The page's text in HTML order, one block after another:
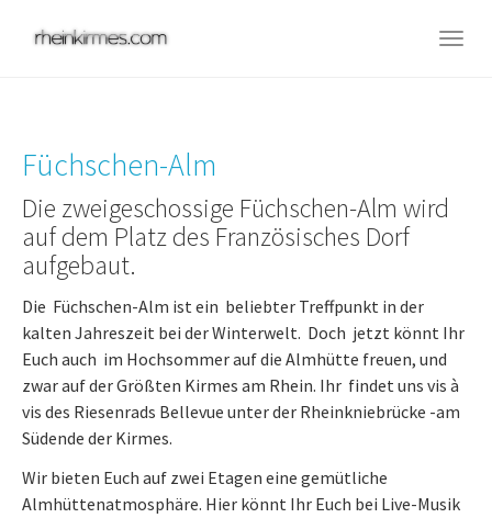
Füchschen-Alm
Die zweigeschossige Füchschen-Alm wird
auf dem Platz des Französisches Dorf
aufgebaut.
Die Füchschen-Alm ist ein beliebter Treffpunkt in der
kalten Jahreszeit bei der Winterwelt. Doch jetzt könnt Ihr
Euch auch im Hochsommer auf die Almhütte freuen, und
zwar auf der Größten Kirmes am Rhein. Ihr findet uns vis à
vis des Riesenrads Bellevue unter der Rheinkniebrücke -am
Südende der Kirmes.
Wir bieten Euch auf zwei Etagen eine gemütliche
Almhüttenatmosphäre. Hier könnt Ihr Euch bei Live-Musik